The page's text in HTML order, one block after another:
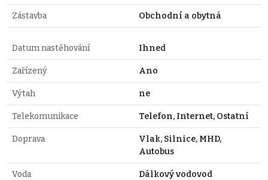
Zástavba Obchodní a obytná
Datum nastěhování Ihned
Zařízený Ano
Výtah ne
Telekomunikace Telefon, Internet, Ostatní
Doprava
Vlak, Silnice, MHD,
Autobus
Voda Dálkový vodovod